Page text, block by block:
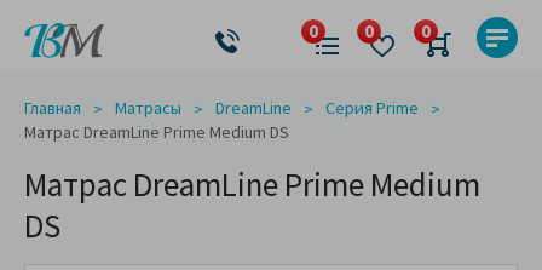
Главная Матрасы DreamLine
Серия Prime
Матрас DreamLine Prime Medium DS
Матрас DreamLine Prime Medium
DS